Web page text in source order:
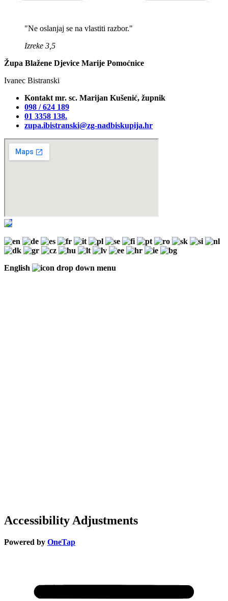
"Ne oslanjaj se na vlastiti razbor."
Izreke 3,5
Župa Blažene Djevice Marije Pomoćnice
Ivanec Bistranski
Kontakt mr. sc. Marijan Kušenić, župnik
098 / 624 189
01 3358 138‬.
zupa.ibistranski@zg-nadbiskupija.hr
English
Accessibility Adjustments
Powered by OneTap